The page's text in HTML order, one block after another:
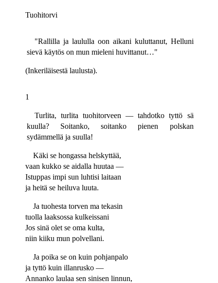
Tuohitorvi
"Rallilla ja laululla oon aikani kuluttanut, Helluni
sievä käytös on mun mieleni huvittanut…"
(Inkeriläisestä laulusta).
1
Turlita, turlita tuohitorveen — tahdotko tyttö sä
kuulla? Soitanko, soitanko pienen polskan
sydämmellä ja suulla!
Käki se hongassa helskyttää,
vaan kukko se aidalla huutaa —
Istuppas impi sun luhtisi laitaan
ja heitä se heiluva luuta.
Ja tuohesta torven ma tekasin
tuolla laaksossa kulkeissani
Jos sinä olet se oma kulta,
niin kiiku mun polvellani.
Ja poika se on kuin pohjanpalo
ja tyttö kuin illanrusko —
Annanko laulaa sen sinisen linnun,